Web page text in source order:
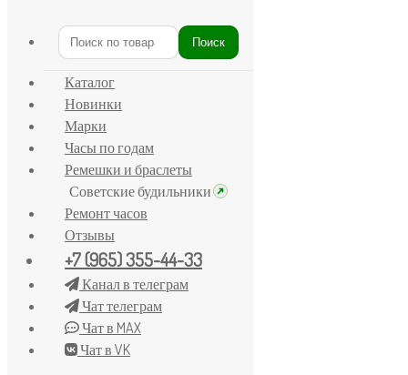
Искать: Поиск
Каталог
Новинки
Марки
Часы по годам
Ремешки и браслеты
Советские будильники
Ремонт часов
Отзывы
+7 (965) 355-44-33
Канал в телеграм
Чат телеграм
Чат в MAX
Чат в VK